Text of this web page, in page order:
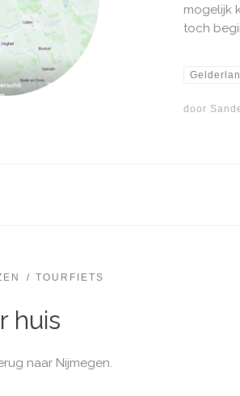
mogelijk
toch
door
TOURFIETS
huis
naar Nijmegen.